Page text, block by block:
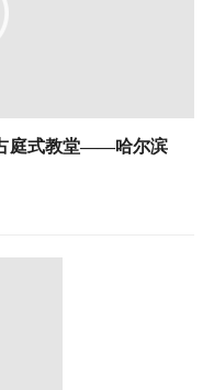
庭式教堂——哈尔滨